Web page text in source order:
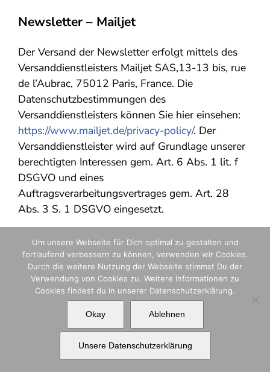
Newsletter – Mailjet
Der Versand der Newsletter erfolgt mittels des
Versanddienstleisters Mailjet SAS,13-13 bis, rue
de l’Aubrac, 75012 Paris, France. Die
Datenschutzbestimmungen des
Versanddienstleisters können Sie hier einsehen:
https://www.mailjet.de/privacy-policy/. Der
Versanddienstleister wird auf Grundlage unserer
berechtigten Interessen gem. Art. 6 Abs. 1 lit. f
DSGVO und eines
Auftragsverarbeitungsvertrages gem. Art. 28
Abs. 3 S. 1 DSGVO eingesetzt.
Der Versanddienstleister kann die Daten der
Empfänger in pseudonymer Form, d.h. ohne
Zuordnung zu einem Nutzer, zur Optimierung
oder Verbesserung der eigenen Services nutzen,
z.B. zur technischen Optimierung des Versandes
und der Darstellung der Newsletter oder für
statistische Zwecke verwenden. Der
Versanddienstleister nutzt die Daten unserer
Newsletterempfänger jedoch nicht, um diese
Um unsere Webseite für Dich optimal zu gestalten und
fortlaufend verbessern zu können, verwenden wir Cookies.
Durch die weitere Nutzung der Webseite stimmst Du der
Verwendung von Cookies zu. Weitere Informationen zu
Cookies findest du in unserer Datenschutzerklärung.
Okay Ablehnen
Unsere Datenschutzerklärung